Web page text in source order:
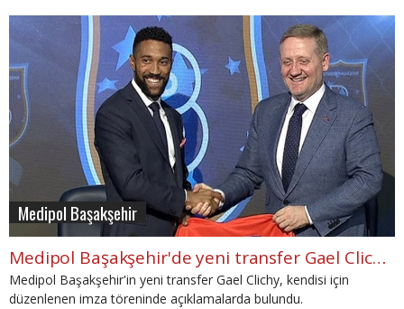
Medipol Başakşehir
Medipol Başakşehir'de yeni transfer Gael Clichy: 'Galatasaray ile görüştüm ancak...'
Medipol Başakşehir'in yeni transfer Gael Clichy, kendisi için
düzenlenen imza töreninde açıklamalarda bulundu.